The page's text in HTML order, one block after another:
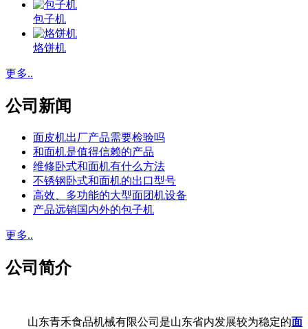
包子机
烙饼机
更多..
公司新闻
面皮机出厂产品需要检验吗
和面机是值得信赖的产品
维修卧式和面机有什么方法
不锈钢卧式和面机的出口型号
高效、多功能的大型面团机设备
产品远销国内外的包子机
更多..
公司简介
山东青禾食品机械有限公司是山东省内发展较为稳定的面